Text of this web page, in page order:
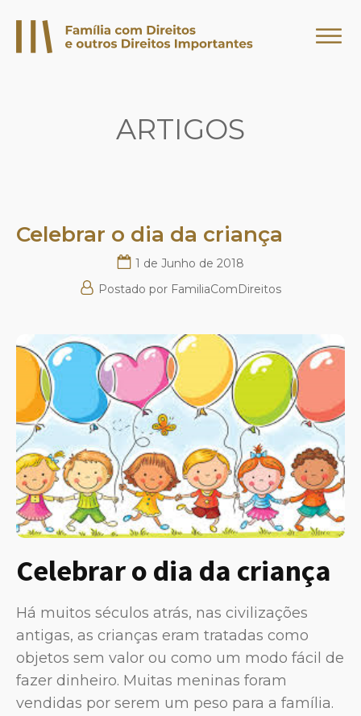
ARTIGOS
Celebrar o dia da criança
1 de Junho de 2018
Postado por FamiliaComDireitos
Celebrar o dia da criança
Há muitos séculos atrás, nas civilizações
antigas, as crianças eram tratadas como
objetos sem valor ou como um modo fácil de
fazer dinheiro. Muitas meninas foram
vendidas por serem um peso para a família.